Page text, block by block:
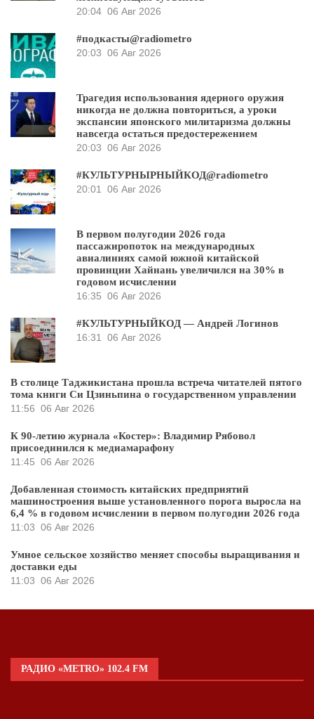
20:04 06 Авг 2026
#подкасты@radiometro
20:03 06 Авг 2026
Трагедия использования ядерного оружия
никогда не должна повториться, а уроки
экспансии японского милитаризма должны
навсегда остаться предостережением
20:03 06 Авг 2026
#КУЛЬТУРНЫРНЫЙКОД@radiometro
20:01 06 Авг 2026
В первом полугодии 2026 года
пассажиропоток на международных
авиалиниях самой южной китайской
провинции Хайнань увеличился на 30% в
годовом исчислении
16:35 06 Авг 2026
#КУЛЬТУРНЫЙКОД — Андрей Логинов
16:31 06 Авг 2026
В столице Таджикистана прошла встреча читателей пятого
тома книги Си Цзиньпина о государственном управлении
11:56 06 Авг 2026
К 90-летию журнала «Костер»: Владимир Рябовол
присоединился к медиамарафону
11:45 06 Авг 2026
Добавленная стоимость китайских предприятий
машиностроения выше установленного порога выросла на
6,4 % в годовом исчислении в первом полугодии 2026 года
11:03 06 Авг 2026
Умное сельское хозяйство меняет способы выращивания и
доставки еды
11:03 06 Авг 2026
РАДИО «METRO» 102.4 FM